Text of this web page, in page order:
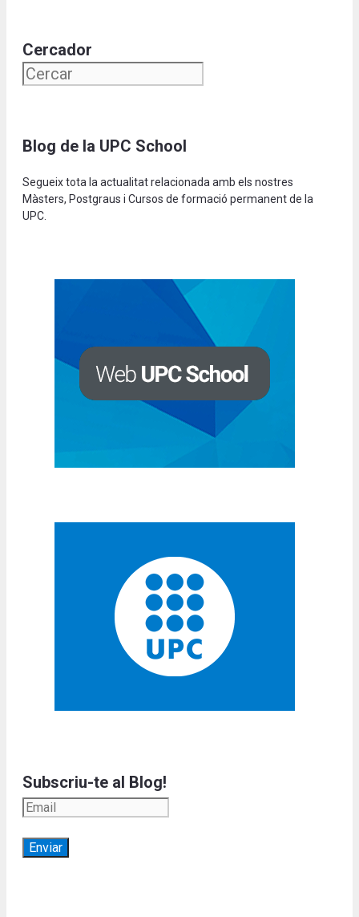
Cercador
Blog de la UPC School
Segueix tota la actualitat relacionada amb els nostres
Màsters, Postgraus i Cursos de formació permanent de la
UPC.
Subscriu-te al Blog!